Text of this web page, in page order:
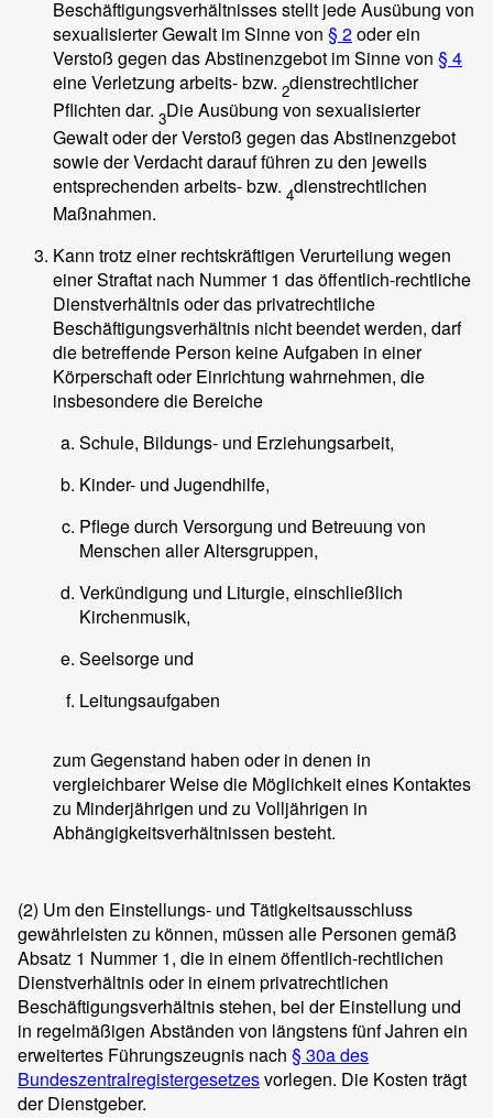
Beschäftigungsverhältnisses stellt jede Ausübung von
sexualisierter Gewalt im Sinne von § 2oder ein
Verstoß gegen das Abstinenzgebot im Sinne von § 4
eine Verletzung arbeits- bzw. 2dienstrechtlicher
Pflichten dar. 3Die Ausübung von sexualisierter
Gewalt oder der Verstoß gegen das Abstinenzgebot
sowie der Verdacht darauf führen zu den jeweils
entsprechenden arbeits- bzw. 4dienstrechtlichen
Maßnahmen.
Kann trotz einer rechtskräftigen Verurteilung wegen
einer Straftat nach Nummer 1 das öffentlich-rechtliche
Dienstverhältnis oder das privatrechtliche
Beschäftigungsverhältnis nicht beendet werden, darf
die betreffende Person keine Aufgaben in einer
Körperschaft oder Einrichtung wahrnehmen, die
insbesondere die Bereiche
Schule, Bildungs- und Erziehungsarbeit,
Kinder- und Jugendhilfe,
Pflege durch Versorgung und Betreuung von
Menschen aller Altersgruppen,
Verkündigung und Liturgie, einschließlich
Kirchenmusik,
Seelsorge und
Leitungsaufgaben
zum Gegenstand haben oder in denen in
vergleichbarer Weise die Möglichkeit eines Kontaktes
zu Minderjährigen und zu Volljährigen in
Abhängigkeitsverhältnissen besteht.
(2) Um den Einstellungs- und Tätigkeitsausschluss
gewährleisten zu können, müssen alle Personen gemäß
Absatz 1 Nummer 1, die in einem öffentlich-rechtlichen
Dienstverhältnis oder in einem privatrechtlichen
Beschäftigungsverhältnis stehen, bei der Einstellung und
in regelmäßigen Abständen von längstens fünf Jahren ein
erweitertes Führungszeugnis nach § 30a des
Bundeszentralregistergesetzesvorlegen. Die Kosten trägt
der Dienstgeber.